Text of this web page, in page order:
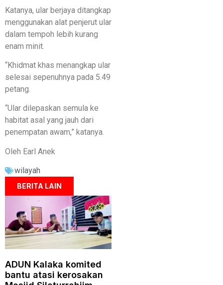
Katanya, ular berjaya ditangkap
menggunakan alat penjerut ular
dalam tempoh lebih kurang
enam minit.
“Khidmat khas menangkap ular
selesai sepenuhnya pada 5.49
petang.
“Ular dilepaskan semula ke
habitat asal yang jauh dari
penempatan awam,” katanya.
Oleh Earl Anek
wilayah
BERITA LAIN
ADUN Kalaka komited
bantu atasi kerosakan